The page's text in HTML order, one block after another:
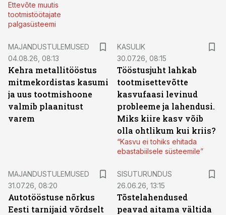
Ettevõte muutis
tootmistöötajate
palgasüsteemi
MAJANDUSTULEMUSED
04.08.26, 08:13
Kehra metallitööstus
mitmekordistas kasumi
ja uus tootmishoone
valmib plaanitust
varem
KASULIK
30.07.26, 08:15
Tööstusjuht lahkab
tootmisettevõtte
kasvufaasi levinud
probleeme ja lahendusi.
Miks kiire kasv võib
olla ohtlikum kui kriis?
“Kasvu ei tohiks ehitada
ebastabiilsele süsteemile”
MAJANDUSTULEMUSED
31.07.26, 08:20
Autotööstuse nõrkus
Eesti tarnijaid võrdselt
SISUTURUNDUS
26.06.26, 13:15
Tõstelahendused
peavad aitama vältida